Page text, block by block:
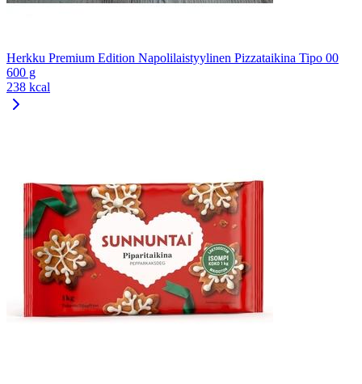
Herkku Premium Edition Napolilaistyylinen Pizzataikina Tipo 00
600 g
238 kcal